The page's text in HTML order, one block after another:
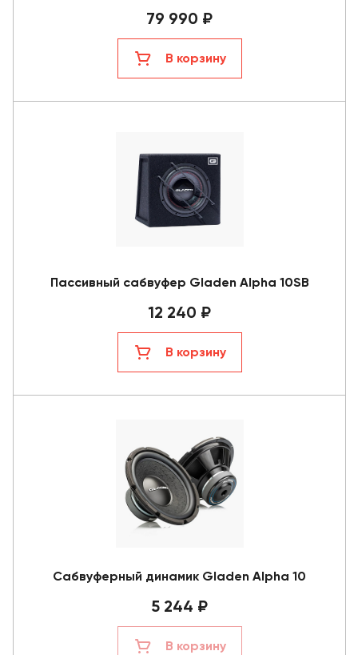
79 990 ₽
В корзину
Пассивный сабвуфер Gladen Alpha 10SB
12 240 ₽
В корзину
Сабвуферный динамик Gladen Alpha 10
5 244 ₽
В корзину